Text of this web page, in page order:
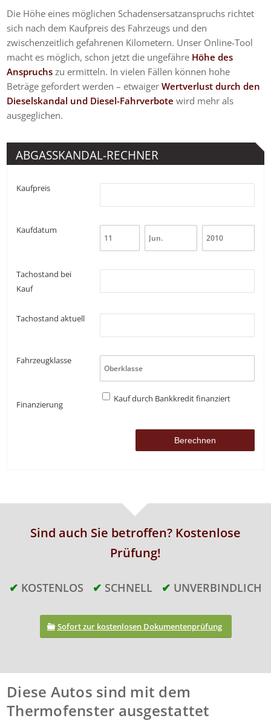
Die Höhe eines möglichen Schadensersatzanspruchs richtet
sich nach dem Kaufpreis des Fahrzeugs und den
zwischenzeitlich gefahrenen Kilometern. Unser Online-Tool
macht es möglich, schon jetzt die ungefähre Höhe des
Anspruchs zu ermitteln. In vielen Fällen können hohe
Beträge gefordert werden – etwaigerWertverlust durch den
Dieselskandal und Diesel-Fahrverbote wird mehr als
ausgeglichen.
ABGASSKANDAL-RECHNER
Kaufpreis
Kaufdatum
Tachostand bei
Kauf
Tachostand aktuell
Fahrzeugklasse
Finanzierung
Kauf durch Bankkredit finanziert
Sind auch Sie betroffen? Kostenlose
Prüfung!
✔ KOSTENLOS ✔ SCHNELL ✔ UNVERBINDLICH
Sofort zur kostenlosen Dokumentenprüfung
Diese Autos sind mit dem
Thermofenster ausgestattet